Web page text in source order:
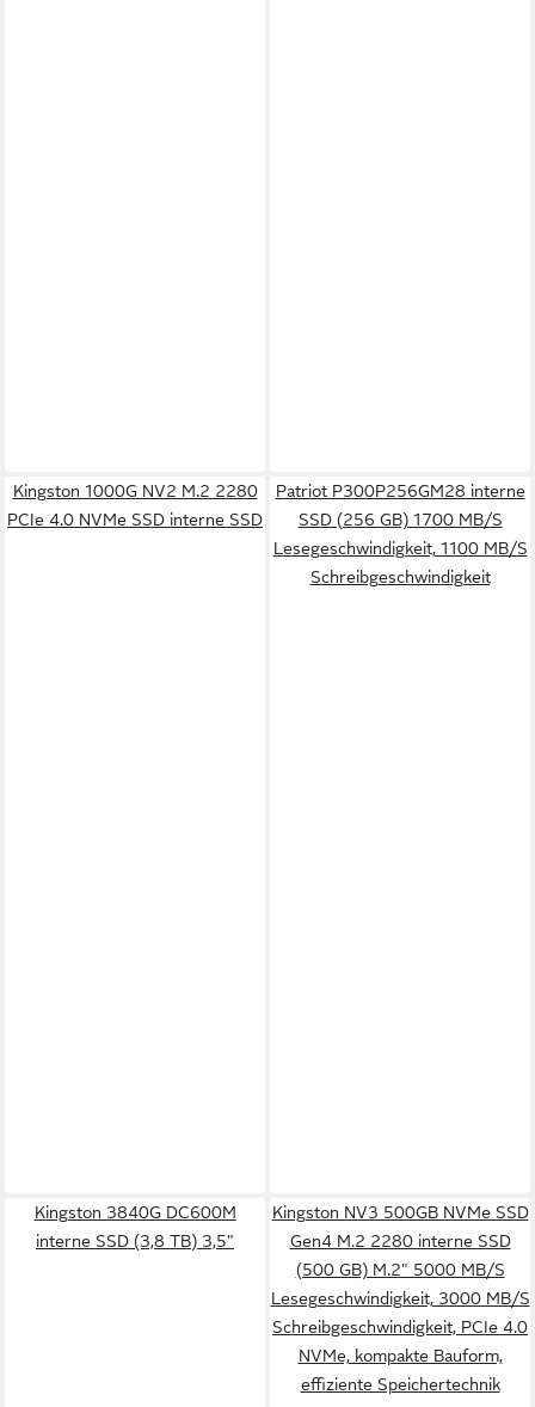
Kingston 1000G NV2 M.2 2280
PCIe 4.0 NVMe SSD interne SSD
Patriot P300P256GM28 interne
SSD (256 GB) 1700 MB/S
Lesegeschwindigkeit, 1100 MB/S
Schreibgeschwindigkeit
Kingston 3840G DC600M
interne SSD (3,8 TB) 3,5"
Kingston NV3 500GB NVMe SSD
Gen4 M.2 2280 interne SSD
(500 GB) M.2" 5000 MB/S
Lesegeschwindigkeit, 3000 MB/S
Schreibgeschwindigkeit, PCIe 4.0
NVMe, kompakte Bauform,
effiziente Speichertechnik